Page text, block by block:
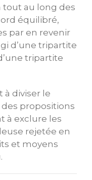
tout au long des
équilibré,
par en revenir
d’une tripartite
tripartite
à diviser le
propositions
à exclure les
rejetée en
et moyens